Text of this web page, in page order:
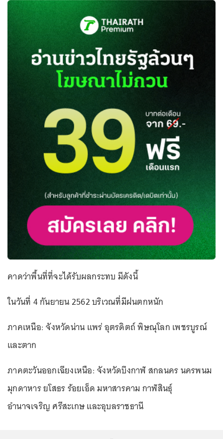
คาดว่าพื้นที่ที่จะได้รับผลกระทบ มีดังนี้
ในวันที่ 4 กันยายน 2562 บริเวณที่มีฝนตกหนัก
ภาคเหนือ: จังหวัดน่าน แพร่ อุตรดิตถ์ พิษณุโลก เพชรบูรณ์
และตาก
ภาคตะวันออกเฉียงเหนือ: จังหวัดบึงกาฬ สกลนคร นครพนม
มุกดาหาร ยโสธร ร้อยเอ็ด มหาสารคาม กาฬสินธุ์
อำนาจเจริญ ศรีสะเกษ และอุบลราชธานี